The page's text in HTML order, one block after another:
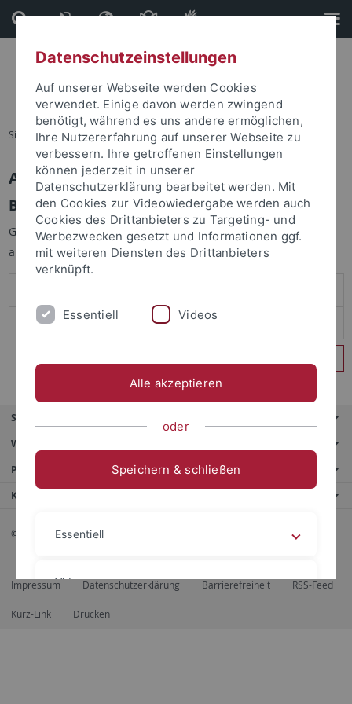
Direkt
zum
Inhalt
Direkt
zur
Fußleiste
Sie sind hier: Startseite
Anmelden
Benutzeranmeldung
Geben Sie Ihren Benutzernamen und Ihr Passwort an um sich
anzumelden:
Service
Weitere Angebote
Portale
Kontaktinfo
© 2026 Eberhard Karls Universität Tübingen, Tübingen
Impressum Datenschutzerklärung Barrierefreiheit RSS-Feed
Kurz-Link Drucken
Datenschutzeinstellungen
Auf unserer Webseite werden Cookies
verwendet. Einige davon werden zwingend
benötigt, während es uns andere ermöglichen,
Ihre Nutzererfahrung auf unserer Webseite zu
verbessern. Ihre getroffenen Einstellungen
können jederzeit in unserer
Datenschutzerklärung bearbeitet werden. Mit
den Cookies zur Videowiedergabe werden auch
Cookies des Drittanbieters zu Targeting- und
Werbezwecken gesetzt und Informationen ggf.
mit weiteren Diensten des Drittanbieters
verknüpft.
Essentiell Videos
Alle akzeptieren
oder
Speichern & schließen
Essentiell
Videos